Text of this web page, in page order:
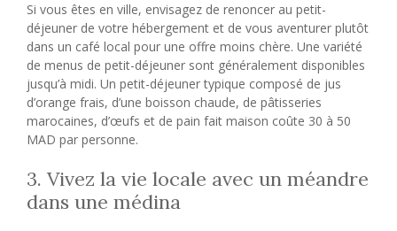
Si vous êtes en ville, envisagez de renoncer au petit-
déjeuner de votre hébergement et de vous aventurer plutôt
dans un café local pour une offre moins chère. Une variété
de menus de petit-déjeuner sont généralement disponibles
jusqu’à midi. Un petit-déjeuner typique composé de jus
d’orange frais, d’une boisson chaude, de pâtisseries
marocaines, d’œufs et de pain fait maison coûte 30 à 50
MAD par personne.
3. Vivez la vie locale avec un méandre
dans une médina